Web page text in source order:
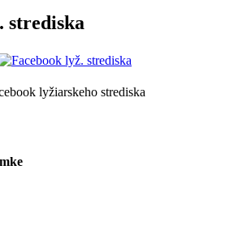
strediska
lyžiarskeho strediska